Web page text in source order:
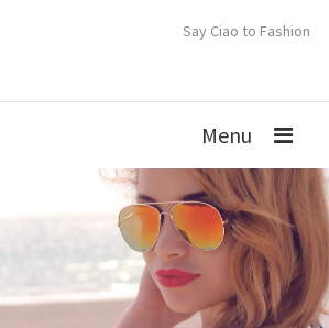
Say Ciao to Fashion
Menu